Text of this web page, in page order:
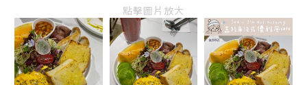
點擊圖片放大